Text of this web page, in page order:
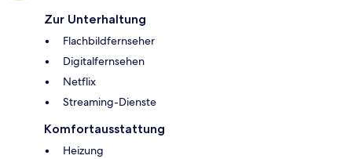
Zur Unterhaltung
Flachbildfernseher
Digitalfernsehen
Netflix
Streaming-Dienste
Komfortausstattung
Heizung